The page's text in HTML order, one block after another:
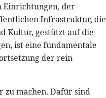
Einrichtungen, der
Infrastruktur, die
Kultur, gestützt auf die
ist eine fundamentale
der rein
zu machen. Dafür sind